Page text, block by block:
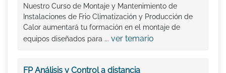
Nuestro Curso de Montaje y Mantenimiento de
Instalaciones de Frio Climatización y Producción de
Calor aumentará tu formación en el montaje de
equipos diseñados para ... ver temario
FP Análisis y Control a distancia